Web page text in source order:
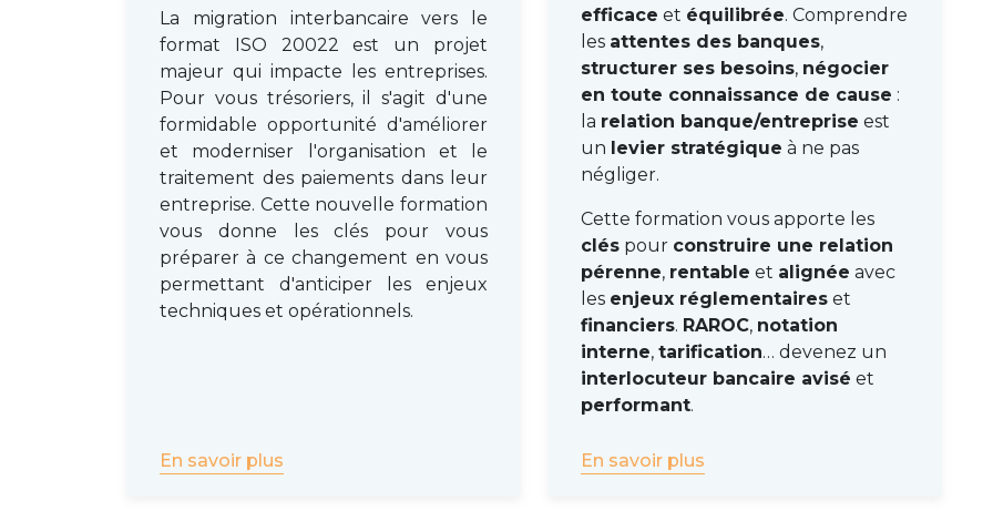
La migration interbancaire vers le
format ISO 20022 est un projet
majeur qui impacte les entreprises.
Pour vous trésoriers, il s'agit d'une
formidable opportunité d'améliorer
et moderniser l'organisation et le
traitement des paiements dans leur
entreprise. Cette nouvelle formation
vous donne les clés pour vous
préparer à ce changement en vous
permettant d'anticiper les enjeux
techniques et opérationnels.
En savoir plus
efficace et équilibrée. Comprendre
les attentes des banques,
structurer ses besoins, négocier
en toute connaissance de cause :
la relation banque/entreprise est
un levier stratégique à ne pas
négliger.
Cette formation vous apporte les
clés pour construire une relation
pérenne, rentable et alignée avec
les enjeux réglementaires et
financiers. RAROC, notation
interne, tarification… devenez un
interlocuteur bancaire avisé et
performant.
En savoir plus